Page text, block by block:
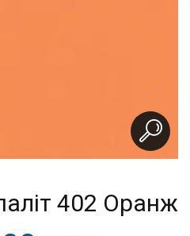
402 Оранж